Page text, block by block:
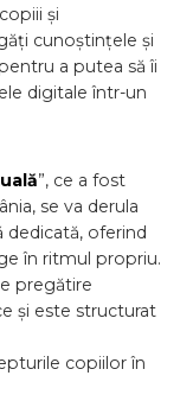
și
cunoștințele și
a putea să îi
digitale într-un
”, ce a fost
se va derula
dedicată, oferind
în ritmul propriu.
pregătire
și este structurat
copiilor în